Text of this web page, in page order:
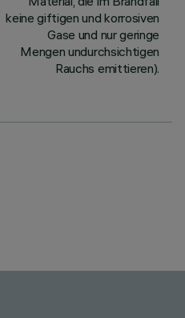
keine giftigen und korrosiven
Gase und nur geringe
Mengen undurchsichtigen
Rauchs emittieren).